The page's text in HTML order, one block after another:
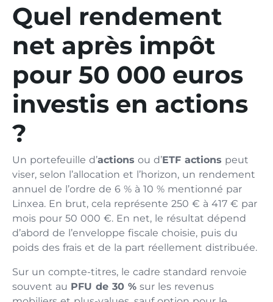
Quel rendement
net après impôt
pour 50 000 euros
investis en actions
?
Un portefeuille d’actions ou d’ETF actions peut
viser, selon l’allocation et l’horizon, un rendement
annuel de l’ordre de 6 % à 10 % mentionné par
Linxea. En brut, cela représente 250 € à 417 € par
mois pour 50 000 €. En net, le résultat dépend
d’abord de l’enveloppe fiscale choisie, puis du
poids des frais et de la part réellement distribuée.
Sur un compte-titres, le cadre standard renvoie
souvent au PFU de 30 % sur les revenus